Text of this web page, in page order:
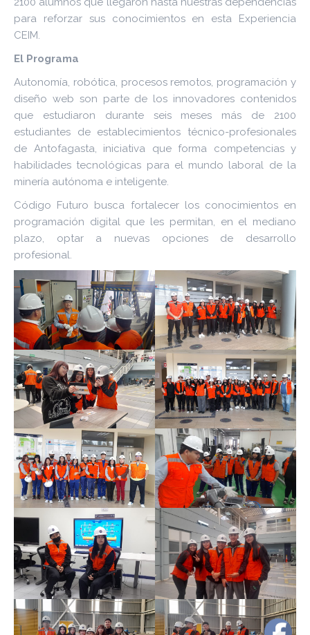
para reforzar sus conocimientos en esta Experiencia
CEIM.
El Programa
Autonomía, robótica, procesos remotos, programación y
diseño web son parte de los innovadores contenidos
que estudiaron durante seis meses más de 2100
estudiantes de establecimientos técnico-profesionales
de Antofagasta, iniciativa que forma competencias y
habilidades tecnológicas para el mundo laboral de la
minería autónoma e inteligente.
Código Futuro busca fortalecer los conocimientos en
programación digital que les permitan, en el mediano
plazo, optar a nuevas opciones de desarrollo
profesional.